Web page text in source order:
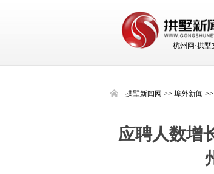
杭州网·拱墅
拱墅新闻网 >> 埠外新闻 >>
应聘人数增